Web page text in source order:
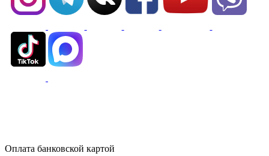
Оплата банковской картой